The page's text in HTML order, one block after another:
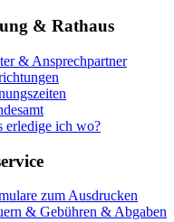
& Rathaus
& Ansprechpartner
erledige ich wo?
zum Ausdrucken
& Gebühren & Abgaben